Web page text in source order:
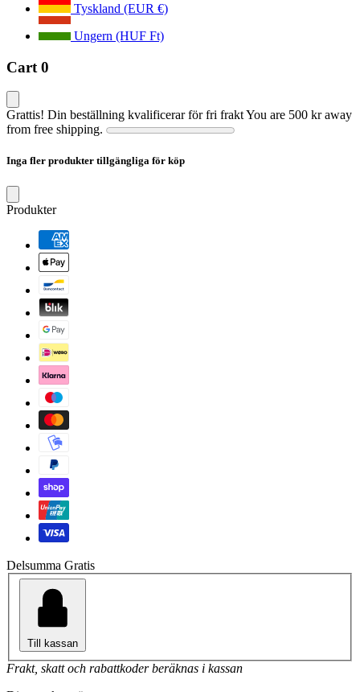
Tyskland (EUR €)
Ungern (HUF Ft)
Cart 0
Grattis! Din beställning kvalificerar för fri fraktYou are 500 kraway
from free shipping.
Inga fler produkter tillgängliga för köp
Produkter
Delsumma Gratis
Till kassan
Frakt, skatt och rabattkoder beräknas i kassan